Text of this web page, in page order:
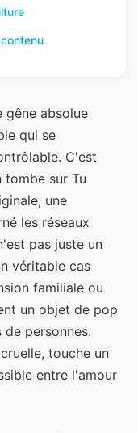
gêne absolue
qui se
C'est
sur Tu
une
les réseaux
pas juste un
véritable cas
familiale ou
un objet de pop
personnes.
touche un
entre l'amour